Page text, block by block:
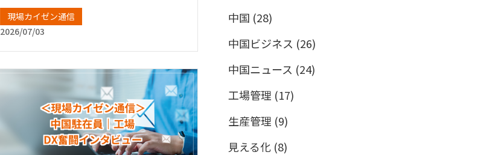
現場カイゼン通信
2026/07/03
中国 (28)
中国ビジネス (26)
中国ニュース (24)
工場管理 (17)
生産管理 (9)
見える化 (8)